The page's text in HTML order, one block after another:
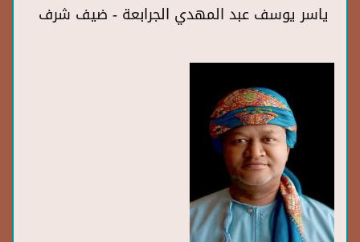
ياسر يوسف عبد المهدي الجرابعة - ضيف شرف